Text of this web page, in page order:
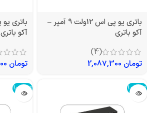
باتری یو پی اس 12ولت 9 آمپر –
آکو باتری
(4)
تومان
آکو باتری
تومان
تمام شد! تمام شد!